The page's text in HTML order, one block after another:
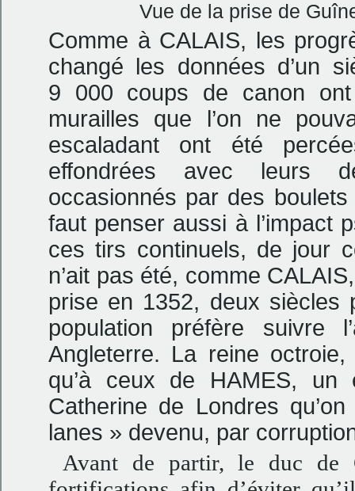
Vue de la prise de
Comme à CALAIS, les
changé les données d’un
9 000 coups de canon
murailles que l’on ne
escaladant ont été
effondrées avec leurs
occasionnés par des
faut penser aussi à l’impact
ces tirs continuels, de jour
n’ait pas été, comme
prise en 1352, deux siècles
population préfère suivre
Angleterre. La reine
qu’à ceux de HAMES, un
Catherine de Londres
lanes » devenu, par
Avant de partir, le duc de